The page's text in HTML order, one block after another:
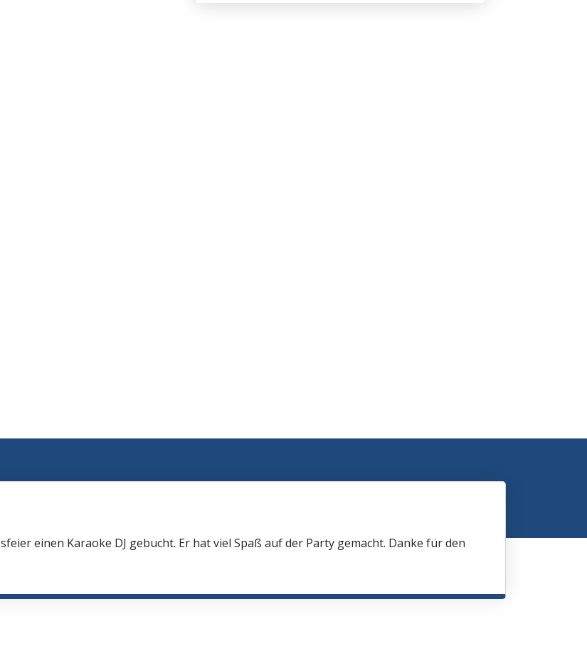
einen Karaoke DJ gebucht. Er hat viel Spaß auf der Party gemacht. Danke für den